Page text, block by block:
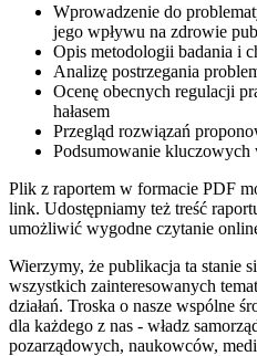
Wprowadzenie do
jego wpływu na zdrowie
Opis metodologii badania i
Analizę postrzegania
Ocenę obecnych regulacji
hałasem
Przegląd rozwiązań
Podsumowanie
Plik z raportem w formacie PDF
link. Udostępniamy też treść
umożliwić wygodne czytanie
Wierzymy, że publikacja ta stanie
wszystkich zainteresowanych
działań. Troska o nasze wspólne
dla każdego z nas - władz
pozarządowych, naukowców,